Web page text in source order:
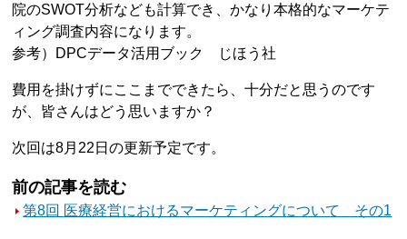
院のSWOT分析なども計算でき、かなり本格的なマーケテ
ィング調査内容になります。
参考）DPCデータ活用ブック じほう社
費用を掛けずにここまでできたら、十分だと思うのです
が、皆さんはどう思いますか？
次回は8月22日の更新予定です。
前の記事を読む
第8回 医療経営におけるマーケティングについて その1